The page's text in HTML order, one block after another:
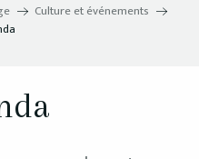
Culture et événements